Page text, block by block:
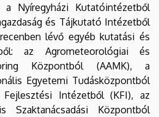
a Nyíregyházi Kutatóintézetből
és Tájkutató Intézetből
lévő egyéb kutatási és
az Agrometeorológiai és
Központból (AAMK), a
Egyetemi Tudásközpontból
Intézetből (KFI), az
Szaktanácsadási Központból